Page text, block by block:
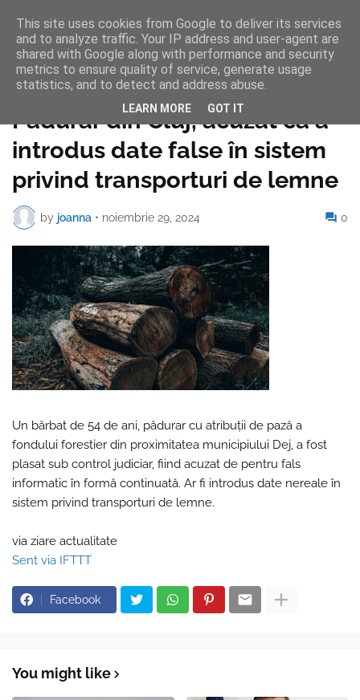
Pagina de pornire
Pădurar din Cluj, acuzat că a
introdus date false în sistem
privind transporturi de lemne
by joanna • noiembrie 29, 2024 0
Un bărbat de 54 de ani, pădurar cu atribuţii de pază a
fondului forestier din proximitatea municipiului Dej, a fost
plasat sub control judiciar, fiind acuzat de pentru fals
informatic în formă continuată. Ar fi introdus date nereale în
sistem privind transporturi de lemne.
via ziare actualitate
Sent via IFTTT
Facebook
You might like
This site uses cookies from Google to deliver its services
and to analyze traffic. Your IP address and user-agent are
shared with Google along with performance and security
metrics to ensure quality of service, generate usage
statistics, and to detect and address abuse.
LEARN MORE GOT IT